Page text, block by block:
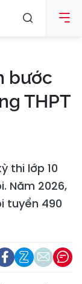
bước
THPT
thi lớp 10
Năm 2026,
tuyển 490